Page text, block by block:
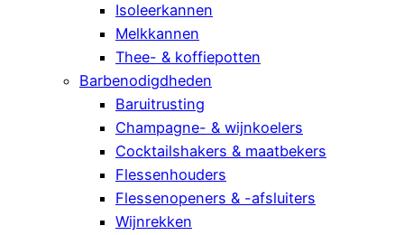
Isoleerkannen
Melkkannen
Thee- & koffiepotten
Barbenodigdheden
Baruitrusting
Champagne- & wijnkoelers
Cocktailshakers & maatbekers
Flessenhouders
Flessenopeners & -afsluiters
Wijnrekken